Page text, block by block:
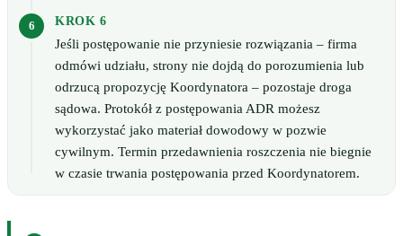
KROK 6
Jeśli postępowanie nie przyniesie rozwiązania – firma
odmówi udziału, strony nie dojdą do porozumienia lub
odrzucą propozycję Koordynatora – pozostaje droga
sądowa. Protokół z postępowania ADR możesz
wykorzystać jako materiał dowodowy w pozwie
cywilnym. Termin przedawnienia roszczenia nie biegnie
w czasie trwania postępowania przed Koordynatorem.